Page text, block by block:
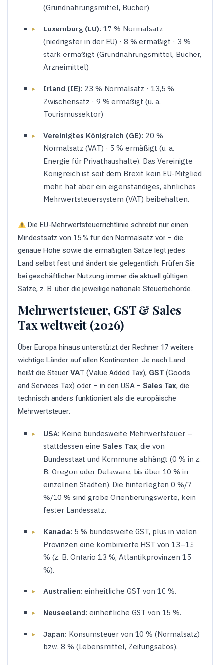
(Grundnahrungsmittel, Bücher)
Luxemburg (LU): 17 % Normalsatz
(niedrigster in der EU) · 8 % ermäßigt · 3 %
stark ermäßigt (Grundnahrungsmittel, Bücher,
Arzneimittel)
Irland (IE): 23 % Normalsatz · 13,5 %
Zwischensatz · 9 % ermäßigt (u. a.
Tourismussektor)
Vereinigtes Königreich (GB): 20 %
Normalsatz (VAT) · 5 % ermäßigt (u. a.
Energie für Privathaushalte). Das Vereinigte
Königreich ist seit dem Brexit kein EU-Mitglied
mehr, hat aber ein eigenständiges, ähnliches
Mehrwertsteuersystem (VAT) beibehalten.
Die EU-Mehrwertsteuerrichtlinie schreibt nur einen
Mindestsatz von 15 % für den Normalsatz vor – die
genaue Höhe sowie die ermäßigten Sätze legt jedes
Land selbst fest und ändert sie gelegentlich. Prüfen Sie
bei geschäftlicher Nutzung immer die aktuell gültigen
Sätze, z. B. über die jeweilige nationale Steuerbehörde.
Mehrwertsteuer, GST & Sales
Tax weltweit (2026)
Über Europa hinaus unterstützt der Rechner 17 weitere
wichtige Länder auf allen Kontinenten. Je nach Land
heißt die Steuer VAT (Value Added Tax), GST (Goods
and Services Tax) oder – in den USA – Sales Tax, die
technisch anders funktioniert als die europäische
Mehrwertsteuer:
USA: Keine bundesweite Mehrwertsteuer –
stattdessen eine Sales Tax, die von
Bundesstaat und Kommune abhängt (0 % in z.
B. Oregon oder Delaware, bis über 10 % in
einzelnen Städten). Die hinterlegten 0 %/7
%/10 % sind grobe Orientierungswerte, kein
fester Landessatz.
Kanada: 5 % bundesweite GST, plus in vielen
Provinzen eine kombinierte HST von 13–15
% (z. B. Ontario 13 %, Atlantikprovinzen 15
%).
Australien: einheitliche GST von 10 %.
Neuseeland: einheitliche GST von 15 %.
Japan: Konsumsteuer von 10 % (Normalsatz)
bzw. 8 % (Lebensmittel, Zeitungsabos).